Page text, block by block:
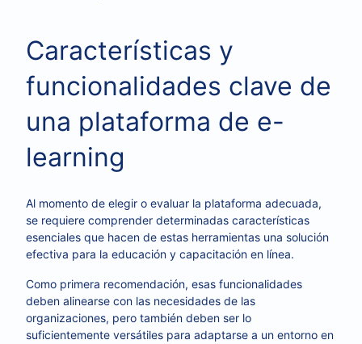
Características y
funcionalidades clave de
una plataforma de e-
learning
Al momento de elegir o evaluar la plataforma adecuada,
se requiere comprender determinadas características
esenciales que hacen de estas herramientas una solución
efectiva para la educación y capacitación en línea.
Como primera recomendación, esas funcionalidades
deben alinearse con las necesidades de las
organizaciones, pero también deben ser lo
suficientemente versátiles para adaptarse a un entorno en